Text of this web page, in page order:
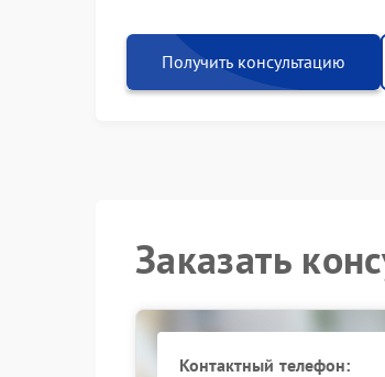
Получить консультацию
Заказать
Контактный телефон: